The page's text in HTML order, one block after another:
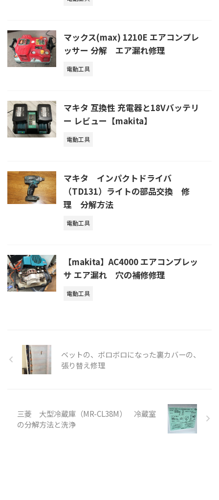
マックス(max) 1210E エアコンプレ
ッサー 分解 エア漏れ修理
電動工具
マキタ 互換性 充電器と18Vバッテリ
ー レビュー【makita】
電動工具
マキタ インパクトドライバ
（TD131）ライトの部品交換 修
理 分解方法
電動工具
【makita】AC4000 エアコンプレッ
サ エア漏れ 穴の補修修理
電動工具
ベットの、ボロボロになった裏カバーの、
張り替え修理
三菱 大型冷蔵庫（MR-CL38M） 冷蔵室
の分解方法と洗浄